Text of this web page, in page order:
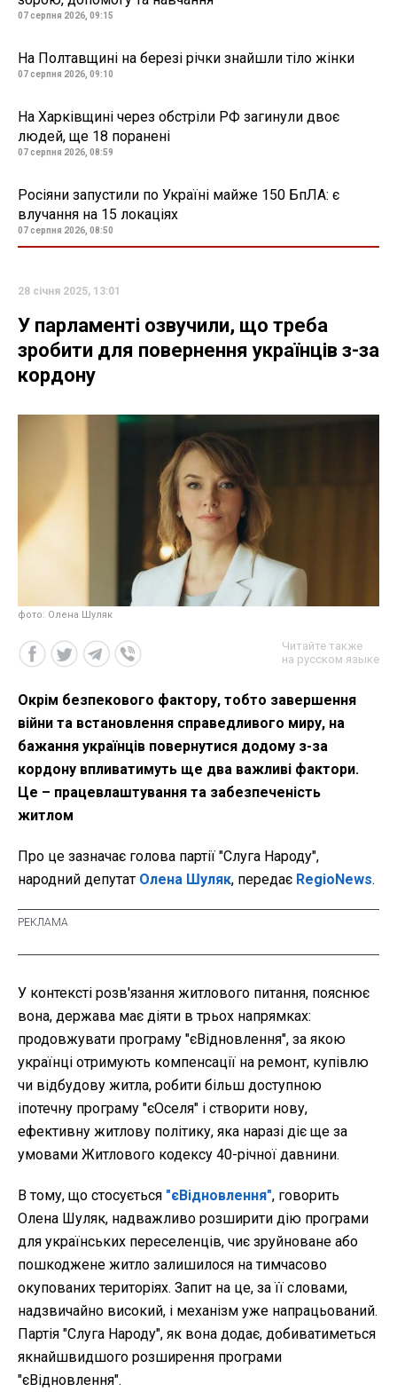
07 серпня 2026, 09:15
На Полтавщині на березі річки знайшли тіло жінки
07 серпня 2026, 09:10
На Харківщині через обстріли РФ загинули двоє
людей, ще 18 поранені
07 серпня 2026, 08:59
Росіяни запустили по Україні майже 150 БпЛА: є
влучання на 15 локаціях
07 серпня 2026, 08:50
28 січня 2025, 13:01
У парламенті озвучили, що треба
зробити для повернення українців з-за
кордону
фото: Олена Шуляк
Читайте также
на русском языке
Окрім безпекового фактору, тобто завершення
війни та встановлення справедливого миру, на
бажання українців повернутися додому з-за
кордону впливатимуть ще два важливі фактори.
Це – працевлаштування та забезпеченість
житлом
Про це зазначає голова партії "Слуга Народу",
народний депутат Олена Шуляк, передає RegioNews.
У контексті розв'язання житлового питання, пояснює
вона, держава має діяти в трьох напрямках:
продовжувати програму "єВідновлення", за якою
українці отримують компенсації на ремонт, купівлю
чи відбудову житла, робити більш доступною
іпотечну програму "єОселя" і створити нову,
ефективну житлову політику, яка наразі діє ще за
умовами Житлового кодексу 40-річної давнини.
В тому, що стосується "єВідновлення", говорить
Олена Шуляк, надважливо розширити дію програми
для українських переселенців, чиє зруйноване або
пошкоджене житло залишилося на тимчасово
окупованих територіях. Запит на це, за її словами,
надзвичайно високий, і механізм уже напрацьований.
Партія "Слуга Народу", як вона додає, добиватиметься
якнайшвидшого розширення програми
"єВідновлення".